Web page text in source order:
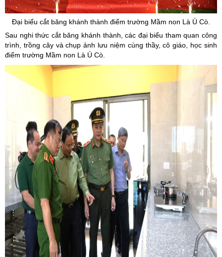
Đại biểu cắt băng khánh thành điểm trường Mầm non Là Ú Cò.
Sau nghi thức cắt băng khánh thành, các đại biểu tham quan công
trình, trồng cây và chụp ảnh lưu niệm cùng thầy, cô giáo, học sinh
điểm trường Mầm non Là Ú Cò.